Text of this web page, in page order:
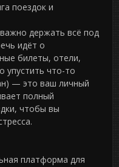
поездок и
держать всё под
идёт о
билеты, отели,
упустить что-то
— это ваш личный
полный
чтобы вы
платформа для